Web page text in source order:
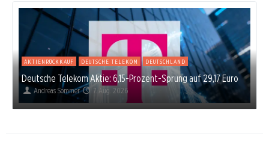
AKTIENRÜCKKAUF DEUTSCHE TELEKOM DEUTSCHLAND
Deutsche Telekom Aktie: 6,15-Prozent-Sprung auf 29,17 Euro
Andreas Sommer 7. Aug. 2026